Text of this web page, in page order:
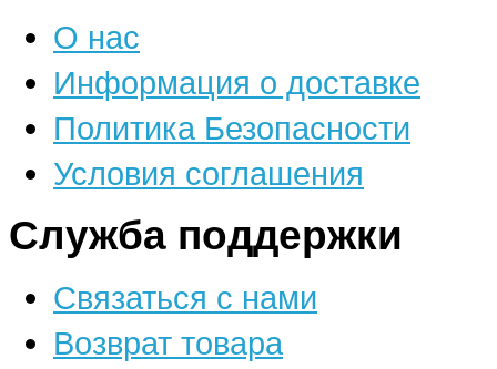
О нас
Информация о доставке
Политика Безопасности
Условия соглашения
Служба поддержки
Связаться с нами
Возврат товара